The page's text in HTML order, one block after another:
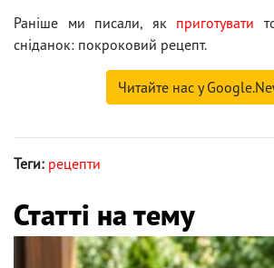
Раніше ми писали, як приготувати
сніданок: покроковий рецепт.
Читайте нас у
Теги: рецепти
Статті на тему